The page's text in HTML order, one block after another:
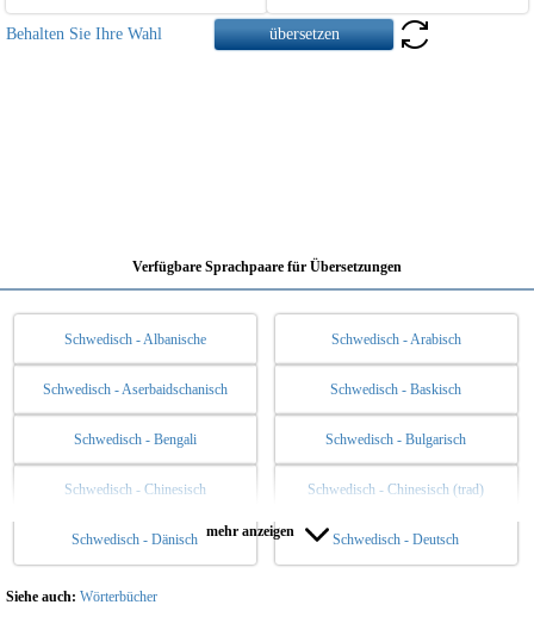
Behalten Sie Ihre Wahl
Verfügbare Sprachpaare für Übersetzungen
Schwedisch - Albanische Schwedisch - Arabisch
Schwedisch - Aserbaidschanisch Schwedisch - Baskisch
Schwedisch - Bengali Schwedisch - Bulgarisch
Schwedisch - Chinesisch Schwedisch - Chinesisch (trad)
Schwedisch - Dänisch Schwedisch - Deutsch
Schwedisch - Englisch Schwedisch - Esperanto
Schwedisch - Estnische
mehr anzeigen
Siehe auch: Wörterbücher